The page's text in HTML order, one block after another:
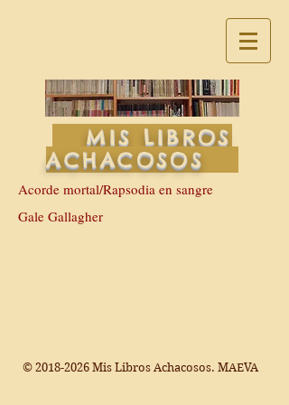
MIS LIBROS
ACHACOSOS
Acorde mortal/Rapsodia en sangre
Gale Gallagher
© 2018-2026 Mis Libros Achacosos. MAEVA